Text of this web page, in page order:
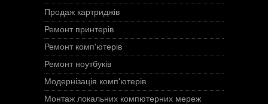
Продаж картриджів
Ремонт принтерів
Ремонт комп'ютерів
Ремонт ноутбуків
Модернізація комп'ютерів
Монтаж локальних компютерних мереж